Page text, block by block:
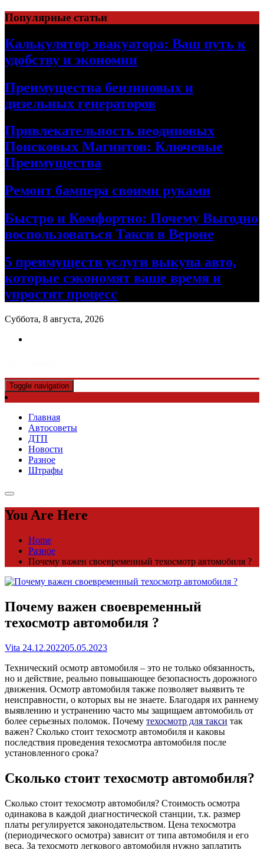
Skip
to
content
Популярные статьи
Калькулятор эвакуатора: Ваш путь к
удобству и экономии
Преимущества бензиновых и
дизельных генераторов
Привлекательность неодиновых
Поисковых Магнитов: Ключевые
Преимущества
Ремонт бампера своими руками
Быстро и Комфортно: Почему Выгодно
воспользоваться Такси в Вероне
5 преимуществ услуги выкупа авто,
которые сэкономят ваше время и
упростят процесс
Суббота, 8 августа, 2026
Toggle navigation
Главная
Автосоветы
ДТП
Новости
Разное
Штрафы
You Are Here
Home
Разное
Почему важен своевременный техосмотр автомобиля ?
Почему важен своевременный
техосмотр автомобиля ?
Vita 24.12.202205.05.2023
Технический осмотр автомобиля – это не только обязанность,
но и действие, реально повышающее безопасность дорожного
движения. Осмотр автомобиля также позволяет выявить те
неисправности, о которых вы не знаете. Благодаря их раннему
выявлению и устранению часто мы защищаем автомобиль от
более серьезных поломок. Почему техосмотр для такси так
важен? Сколько стоит техосмотр автомобиля и каковы
последствия проведения техосмотра автомобиля после
установленного срока?
Сколько стоит техосмотр автомобиля?
Сколько стоит техосмотр автомобиля? Стоимость осмотра
одинакова в каждой диагностической станции, т.к. размер
платы регулируется законодательством. Цена техосмотра
(периодического осмотра) зависит от типа автомобиля и его
веса. За техосмотр легкового автомобиля нужно заплатить